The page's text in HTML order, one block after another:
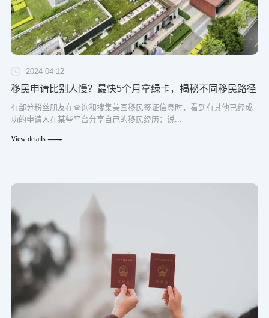
2024-04-12
移民申请比别人慢？最快5个月拿绿卡，揭秘不同移民路径
有部分粉丝朋友在查询和搜集美国移民签证信息时，看到有其他已经成
功的申请人在某些平台分享自己的移民经历：说...
View details